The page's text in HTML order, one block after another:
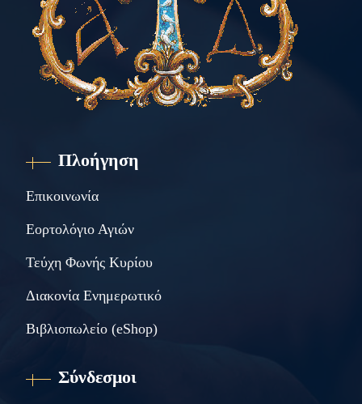
Πλοήγηση
Επικοινωνία
Εορτολόγιο Αγιών
Τεύχη Φωνής Κυρίου
Διακονία Ενημερωτικό
Βιβλιοπωλείο (eShop)
Σύνδεσμοι